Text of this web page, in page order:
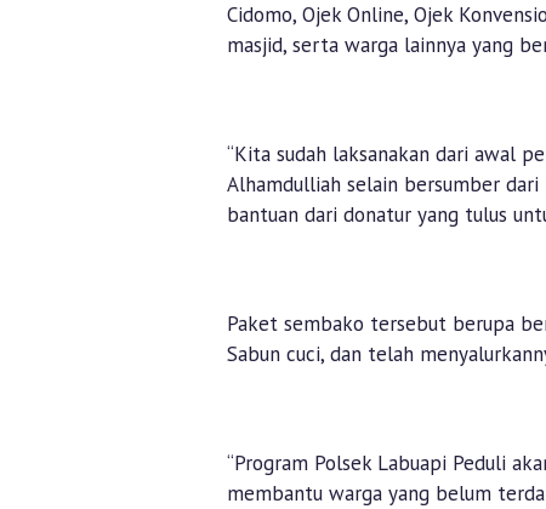
Cidomo, Ojek Online, Ojek
masjid, serta warga lainnya yang
“Kita sudah laksanakan dari awal
Alhamdulliah selain bersumber
bantuan dari donatur yang tulus
Paket sembako tersebut berupa
Sabun cuci, dan telah
“Program Polsek Labuapi Peduli
membantu warga yang belum